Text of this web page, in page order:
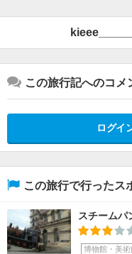
この旅行記へのコメ
ログイ
この旅行で行ったス
スチームパ
博物館・美